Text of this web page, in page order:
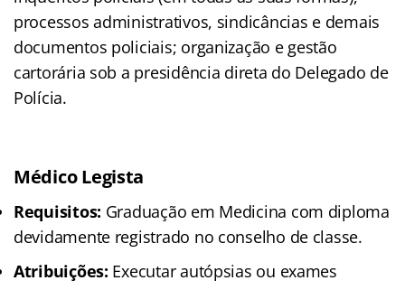
processos administrativos, sindicâncias e demais
documentos policiais; organização e gestão
cartorária sob a presidência direta do Delegado de
Polícia.
Médico Legista
Requisitos: Graduação em Medicina com diploma
devidamente registrado no conselho de classe.
Atribuições: Executar autópsias ou exames